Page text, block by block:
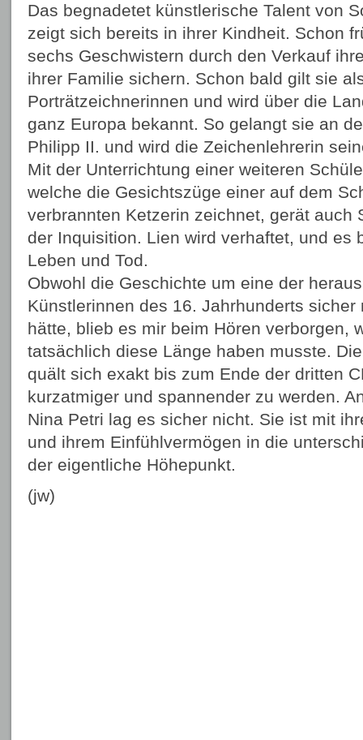
Das begnadetet künstlerische Talent von
zeigt sich bereits in ihrer Kindheit. Schon
sechs Geschwistern durch den Verkauf
ihrer Familie sichern. Schon bald gilt sie
Porträtzeichnerinnen und wird über die
ganz Europa bekannt. So gelangt sie an
Philipp II. und wird die Zeichenlehrerin
Mit der Unterrichtung einer weiteren
welche die Gesichtszüge einer auf dem
verbrannten Ketzerin zeichnet, gerät auch
der Inquisition. Lien wird verhaftet, und es
Leben und Tod.
Obwohl die Geschichte um eine der
Künstlerinnen des 16. Jahrhunderts
hätte, blieb es mir beim Hören verborgen,
tatsächlich diese Länge haben musste.
quält sich exakt bis zum Ende der dritten
kurzatmiger und spannender zu werden.
Nina Petri lag es sicher nicht. Sie ist mit
und ihrem Einfühlvermögen in die
der eigentliche Höhepunkt.
(jw)